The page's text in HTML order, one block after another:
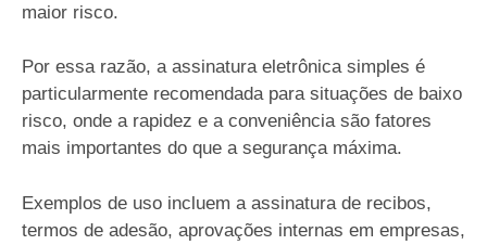
maior risco.
Por essa razão, a assinatura eletrônica simples é
particularmente recomendada para situações de baixo
risco, onde a rapidez e a conveniência são fatores
mais importantes do que a segurança máxima.
Exemplos de uso incluem a assinatura de recibos,
termos de adesão, aprovações internas em empresas,